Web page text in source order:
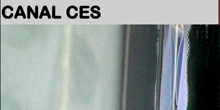
CANAL CES